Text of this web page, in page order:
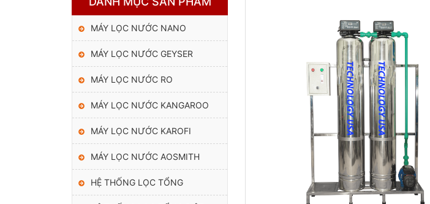
MÁY LỌC NƯỚC NANO
MÁY LỌC NƯỚC GEYSER
MÁY LỌC NƯỚC RO
MÁY LỌC NƯỚC KANGAROO
MÁY LỌC NƯỚC KAROFI
MÁY LỌC NƯỚC AOSMITH
HỆ THỐNG LỌC TỔNG